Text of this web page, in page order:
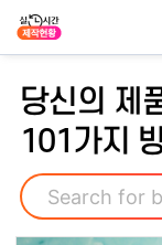
당신의 제
101가지